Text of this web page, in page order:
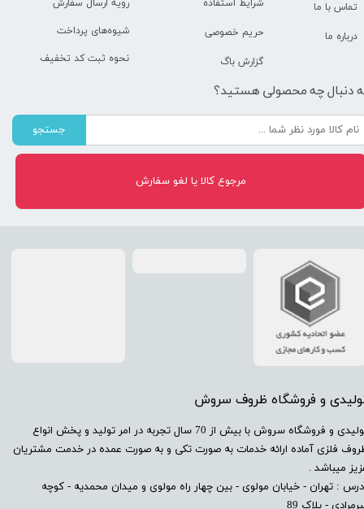
و فروشگاه ظروف سروش
​تولیدی و فروشگاه سروش با بیش از 70 سال تجربه در امر تولید و پخش انواع
فلزی آماده ارائه خدمات به صورت تکی و به صورت عمده در خدمت مشتریان
میباشد .
: تهران - خیابان مولوی - بین چهار راه مولوی و میدان محمدیه - کوچه
- پلاک 89
رویه ارسال سفارش
شیوه‌های پرداخت
نحوه ثبت کد تخفیف
شرایط استفاده
حریم خصوصی
گزارش باگ
تماس با ما
درباره ما
دنبال چه محصولی هستید؟
جستجو
مرجوع کالا یا لغو سفارش